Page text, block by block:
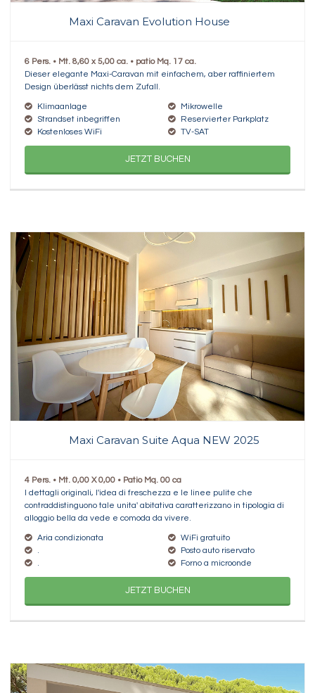
Maxi Caravan Evolution House
6 Pers. • Mt. 8,60 x 5,00 ca. • patio Mq. 17 ca.
Dieser elegante Maxi-Caravan mit einfachem, aber raffiniertem
Design überlässt nichts dem Zufall.
Klimaanlage
Strandset inbegriffen
Kostenloses WiFi
Mikrowelle
Reservierter Parkplatz
TV-SAT
JETZT BUCHEN
Maxi Caravan Suite Aqua NEW 2025
4 Pers. • Mt. 0,00 X 0,00 • Patio Mq. 00 ca
I dettagli originali, l'idea di freschezza e le linee pulite che
contraddistinguono tale unita' abitativa caratterizzano in tipologia di
alloggio bella da vede e comoda da vivere.
Aria condizionata
.
.
WiFi gratuito
Posto auto riservato
Forno a microonde
JETZT BUCHEN